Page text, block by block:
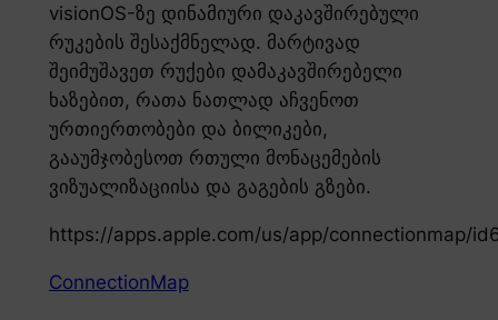
visionOS-ზე დინამიური დაკავშირებული
რუკების შესაქმნელად. მარტივად
შეიმუშავეთ რუქები დამაკავშირებელი
ხაზებით, რათა ნათლად აჩვენოთ
ურთიერთობები და ბილიკები,
გააუმჯობესოთ რთული მონაცემების
ვიზუალიზაციისა და გაგების გზები.
https://apps.apple.com/us/app/connectionmap/
ConnectionMap